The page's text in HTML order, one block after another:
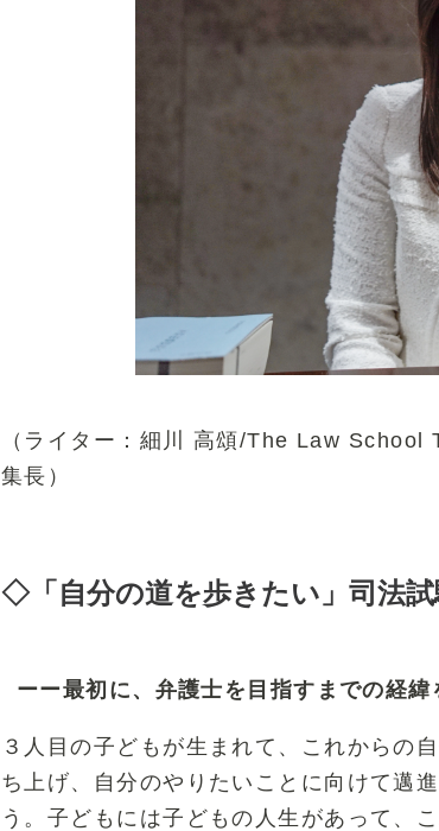
（ライター：細川 高頌/The Law
集長）
◇「自分の道を歩きたい」司法
ーー最初に、弁護士を目指すまでの経緯
３人目の子どもが生まれて、これからの
ち上げ、自分のやりたいことに向けて邁
う。子どもには子どもの人生があって、